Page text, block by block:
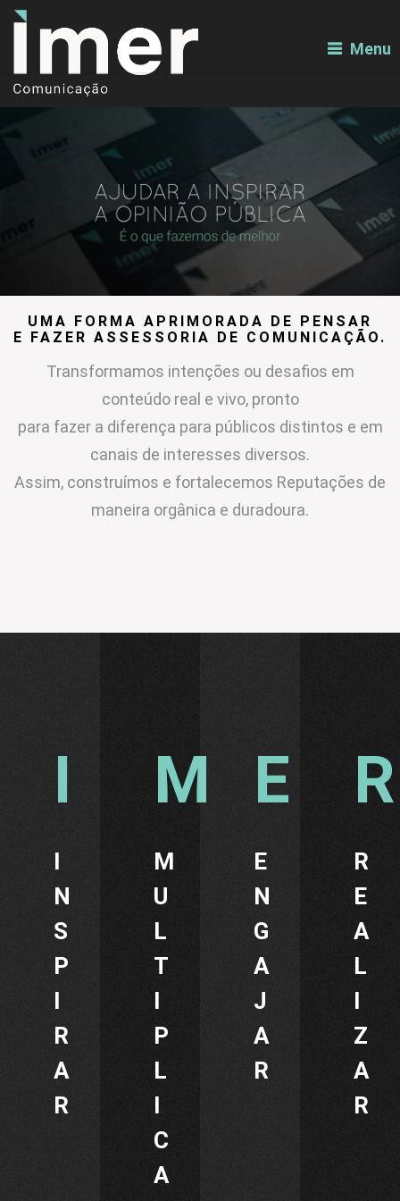
Menu
UMA FORMA APRIMORADA DE PENSAR
E FAZER ASSESSORIA DE COMUNICAÇÃO.
Transformamos intenções ou desafios em
conteúdo real e vivo, pronto
para fazer a diferença para públicos distintos e em
canais de interesses diversos.
Assim, construímos e fortalecemos Reputações de
maneira orgânica e duradoura.
I
N
S
P
I
R
A
R
M
U
L
T
I
P
L
I
C
A
E
N
G
A
J
A
R
R
E
A
L
I
Z
A
R